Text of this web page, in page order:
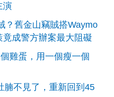
演
？舊金山竊賊搭Waymo
成警方辦案最大阻礙
雞蛋，用一個瘦一個
腩不見了，重新回到45